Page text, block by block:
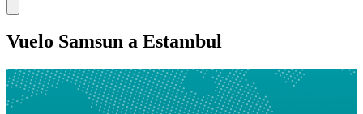
Vuelo Samsun a Estambul